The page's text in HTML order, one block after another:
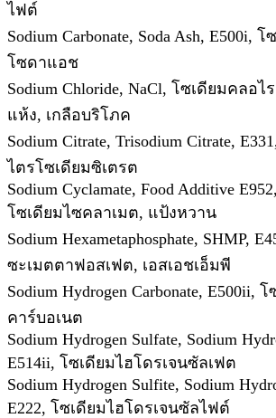
ไฟต์
Sodium Carbonate, Soda Ash, E500i,
โซดาแอช
Sodium Chloride, NaCl, โซเดียมคลอไ
แห้ง, เกลือบริโภค
Sodium Citrate, Trisodium Citrate,
ไตรโซเดียมซิเตรต
Sodium Cyclamate, Food Additive E952,
โซเดียมไซคลาเมต, แป้งหวาน
Sodium Hexametaphosphate, SHMP,
ซะเมตตาฟอสเฟต, เอสเอชเอ็มพี
Sodium Hydrogen Carbonate, E500ii,
คาร์บอเนต
Sodium Hydrogen Sulfate, Sodium
E514ii, โซเดียมไฮโดรเจนซัลเฟต
Sodium Hydrogen Sulfite, Sodium
E222, โซเดียมไฮโดรเจนซัลไฟต์